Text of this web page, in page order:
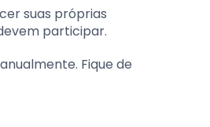
suas próprias
participar.
Fique de